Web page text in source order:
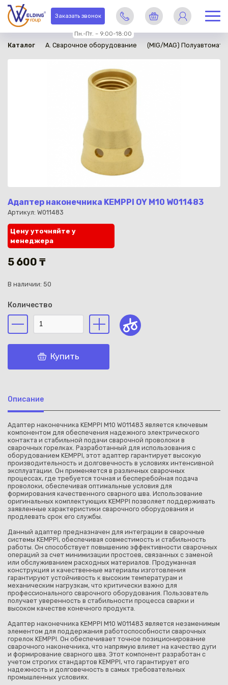
Заказать звонок
Пн.-Пт. – 9:00-18:00
Каталог A. Сварочное оборудование (MIG/MAG)
Адаптер наконечника KEMPPI OY М10 W011483
Артикул: W011483
в наличии
Цену уточняйте у
менеджера
5 600 ₸
В наличии: 50
Количество
Купить
Описание
Адаптер наконечника KEMPPI M10 W011483 является ключевым
компонентом для обеспечения надежного электрического
контакта и стабильной подачи сварочной проволоки в
сварочных горелках. Разработанный для использования с
оборудованием KEMPPI, этот адаптер гарантирует высокую
производительность и долговечность в условиях интенсивной
эксплуатации. Он применяется в различных сварочных
процессах, где требуется точная и бесперебойная подача
проволоки, обеспечивая оптимальные условия для
формирования качественного сварного шва. Использование
оригинальных комплектующих KEMPPI позволяет поддерживать
заявленные характеристики сварочного оборудования и
продлевать срок его службы.
Данный адаптер предназначен для интеграции в сварочные
системы KEMPPI, обеспечивая совместимость и стабильность
работы. Он способствует повышению эффективности сварочных
операций за счет минимизации простоев, связанных с заменой
или обслуживанием расходных материалов. Продуманная
конструкция и качественные материалы изготовления
гарантируют устойчивость к высоким температурам и
механическим нагрузкам, что критически важно для
профессионального сварочного оборудования. Пользователь
получает уверенность в стабильности процесса сварки и
высоком качестве конечного продукта.
Адаптер наконечника KEMPPI M10 W011483 является незаменимым
элементом для поддержания работоспособности сварочных
горелок KEMPPI. Он обеспечивает точное позиционирование
сварочного наконечника, что напрямую влияет на качество дуги
и формирование сварного шва. Этот компонент разработан с
учетом строгих стандартов KEMPPI, что гарантирует его
надежность и долговечность в самых требовательных
промышленных условиях.